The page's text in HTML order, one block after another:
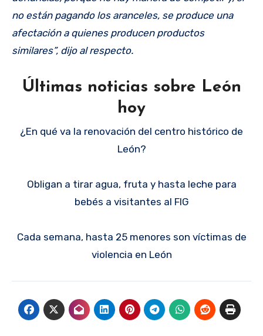
no están pagando los aranceles, se produce una
afectación a quienes producen productos
similares”, dijo al respecto.
Últimas noticias sobre León
hoy
¿En qué va la renovación del centro histórico de
León?
Obligan a tirar agua, fruta y hasta leche para
bebés a visitantes al FIG
Cada semana, hasta 25 menores son víctimas de
violencia en León